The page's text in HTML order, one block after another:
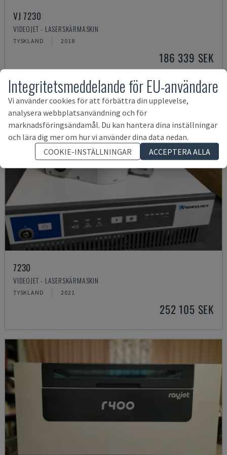
VJ 7230
VIDEOJET - LASERSKÄRMASKIN
TYSKLAND 2018
186 339 SEK
7230
VIDEOJET - LASERSKÄRMASKIN
TYSKLAND 2021
252 105 SEK
Integritetsmeddelande för EU-användare
Vi använder cookies för att förbättra din upplevelse,
analysera webbplatsanvändning och för
marknadsföringsändamål. Du kan hantera dina inställningar
och lära dig mer om hur vi använder dina data nedan.
COOKIE-INSTÄLLNINGAR
ACCEPTERA ALLA